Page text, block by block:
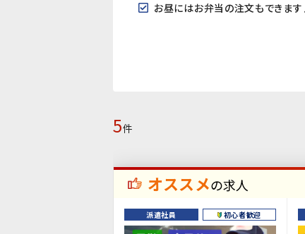
お昼にはお弁当の注文もできま
5件
オススメの求人
派遣社員 初心者歓迎